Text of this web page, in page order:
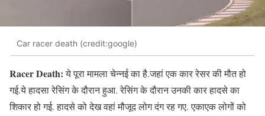
Car racer death (credit:google)
Racer Death:ये पूरा मामला चेन्नई का है.जहां एक कार रेसर की मौत हो
गई.ये हादसा रेसिंग के दौरान हुआ. रेसिंग के दौरान उनकी कार हादसे का
शिकार हो गई. हादसे को देख वहां मौजूद लोग दंग रह गए. एकाएक लोगों को